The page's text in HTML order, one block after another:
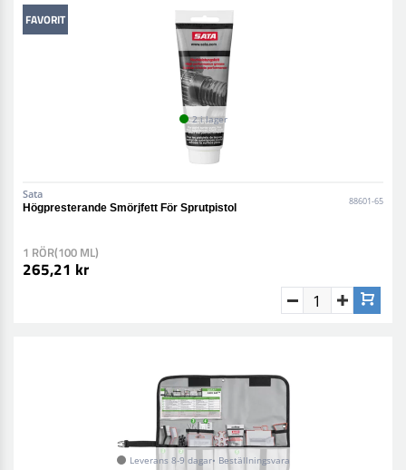
FAVORIT
2 i lager
Sata
88601-65
Högpresterande Smörjfett För Sprutpistol
1 RÖR(100 ML)
265,21 kr
Leverans 8-9 dagar• Beställningsvara